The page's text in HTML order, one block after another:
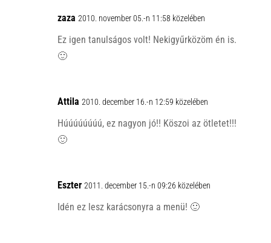
zaza 2010. november 05.-n 11:58 közelében
Ez igen tanulságos volt! Nekigyűrközöm én is.
🙂
Attila 2010. december 16.-n 12:59 közelében
Húúúúúúúú, ez nagyon jó!! Köszoi az ötletet!!!
🙂
Eszter 2011. december 15.-n 09:26 közelében
Idén ez lesz karácsonyra a menü! 🙂